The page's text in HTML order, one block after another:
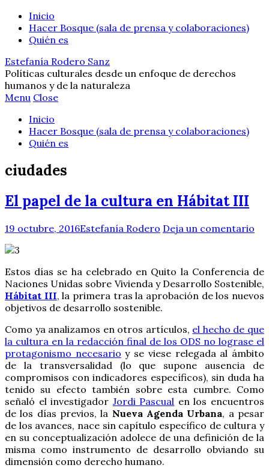
Inicio
Hacer Bosque (sala de prensa y colaboraciones)
Quién es
Estefanía Rodero Sanz
Políticas culturales desde un enfoque de derechos
humanos y de la naturaleza
Menu Close
Inicio
Hacer Bosque (sala de prensa y colaboraciones)
Quién es
ciudades
El papel de la cultura en Hábitat III
19 octubre, 2016Estefanía Rodero Deja un comentario
Estos días se ha celebrado en Quito la Conferencia de
Naciones Unidas sobre Vivienda y Desarrollo Sostenible,
Hábitat III, la primera tras la aprobación de los nuevos
objetivos de desarrollo sostenible.
Como ya analizamos en otros artículos, el hecho de que
la cultura en la redacción final de los ODS no lograse el
protagonismo necesario y se viese relegada al ámbito
de la transversalidad (lo que supone ausencia de
compromisos con indicadores específicos), sin duda ha
tenido su efecto también sobre esta cumbre. Como
señaló el investigador Jordi Pascual en los encuentros
de los días previos, la Nueva Agenda Urbana, a pesar
de los avances, nace sin capítulo específico de cultura y
en su conceptualización adolece de una definición de la
misma como instrumento de desarrollo obviando su
dimensión como derecho humano.